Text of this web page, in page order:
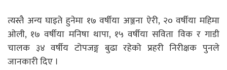
त्यस्तै अन्य घाइते हुनेमा १७ वर्षीया अञ्जना ऐरी, २० वर्षीया महिमा
ओली, १७ वर्षीया मनिषा थापा, १५ वर्षीया सविता विक र गाडी
चालक ३४ वर्षीय टोपजङ्ग बुढा रहेको प्रहरी निरीक्षक पुनले
जानकारी दिए ।